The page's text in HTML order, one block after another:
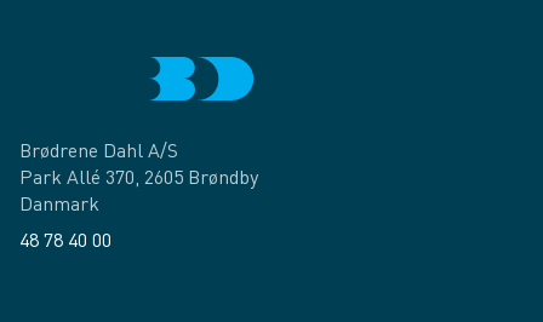
Brødrene Dahl A/S
Park Allé 370, 2605 Brøndby
Danmark
48 78 40 00